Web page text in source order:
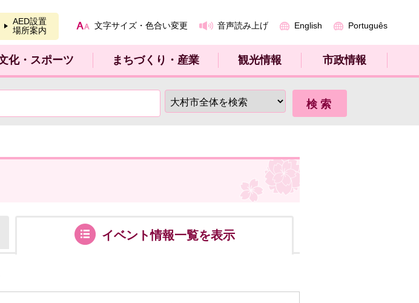
AED設置
場所案内
文字サイズ・色合い変更 音声読み上げ English Português
化・スポーツ まちづくり・産業 観光情報 市政情報
イベント情報一覧を表示